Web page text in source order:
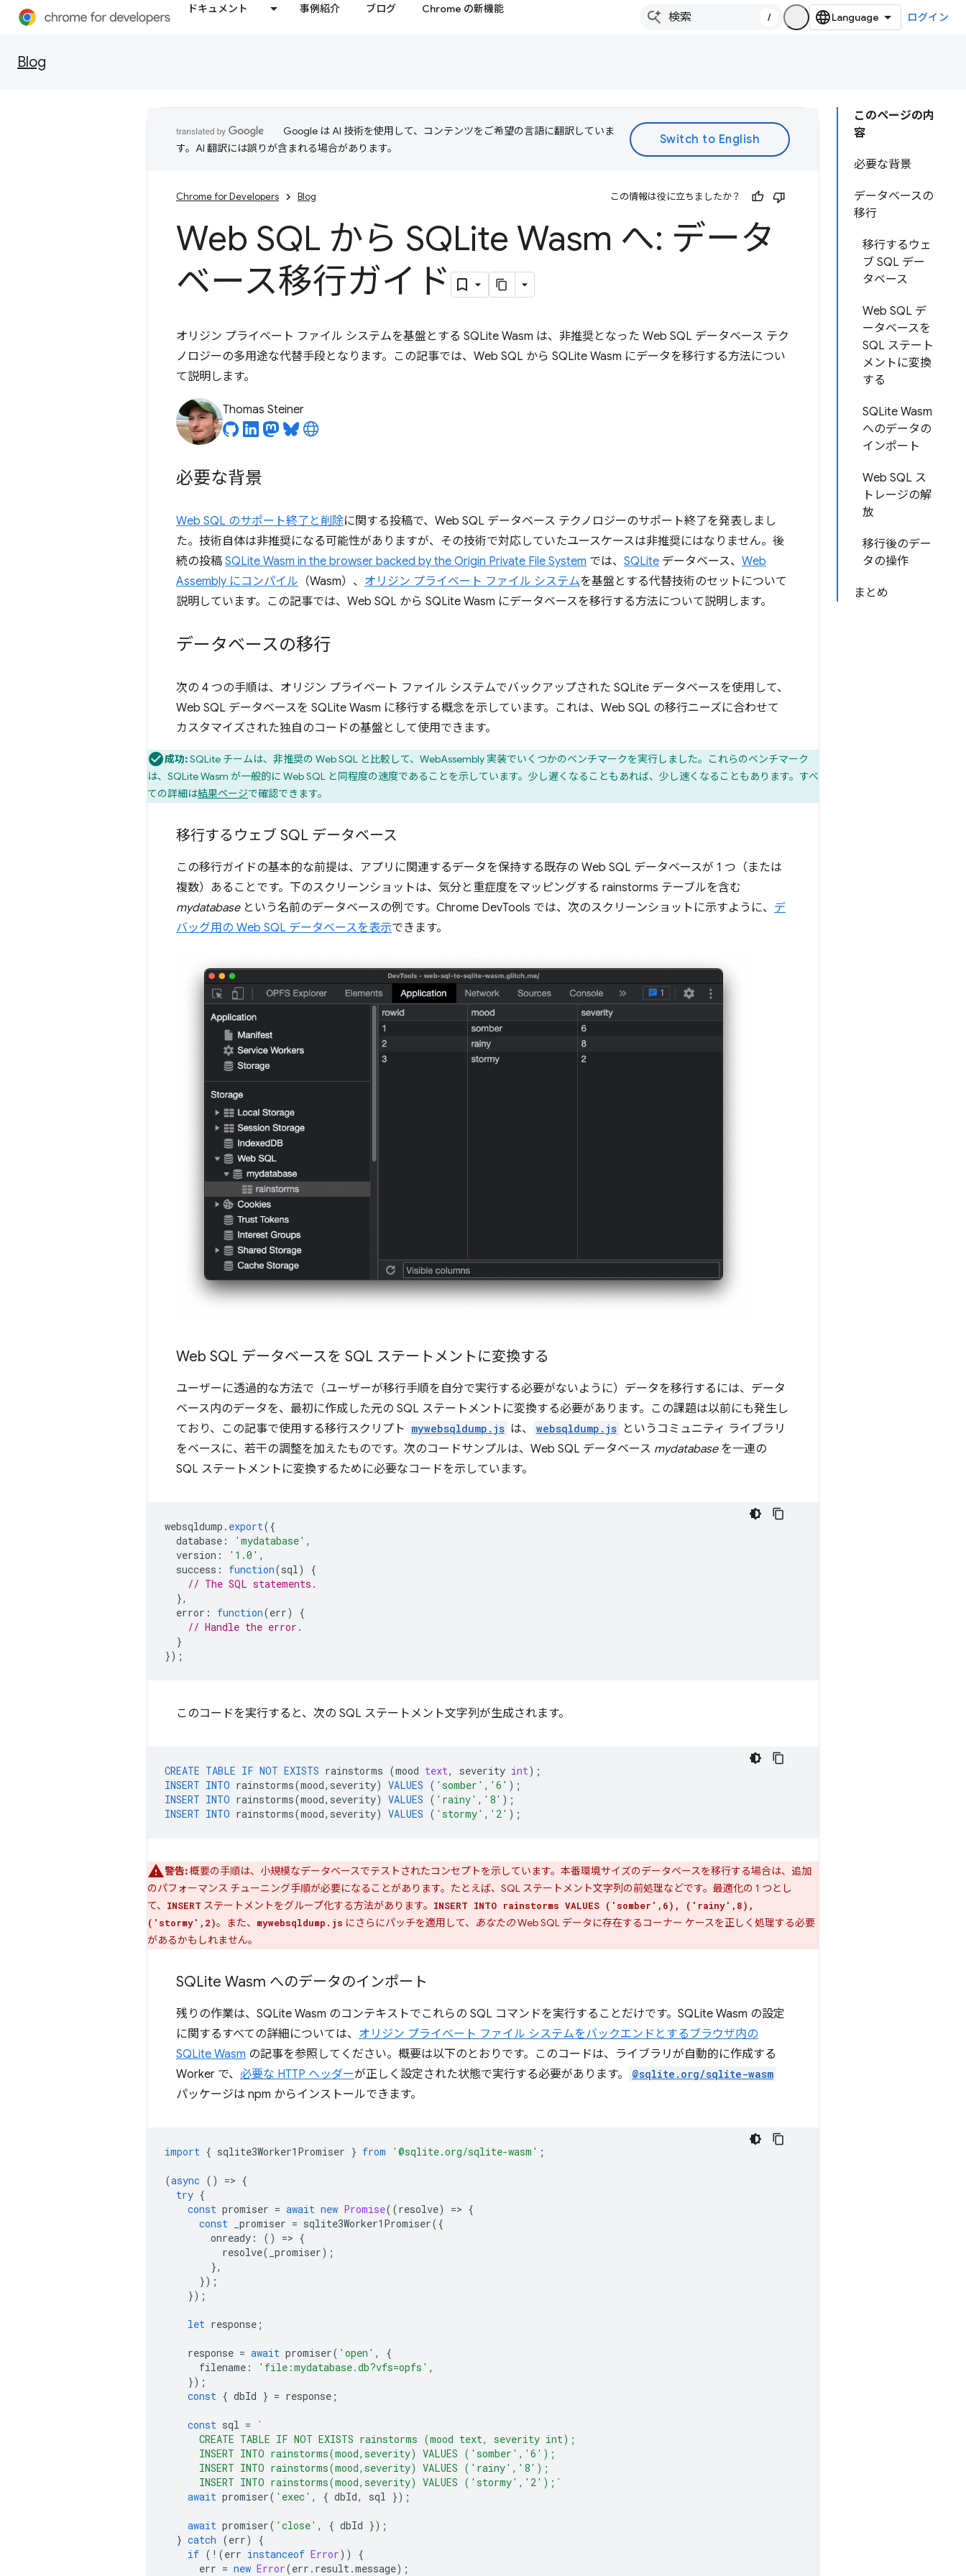
ドキュメント 事例紹介 ブログ Chrome の新機能
/ ログイン
Blog
このページの内
容
必要な背景
データベースの
移行
移行するウェ
ブ SQL デー
タベース
Web SQL デ
ータベースを
SQL ステート
メントに変換
する
SQLite Wasm
へのデータの
インポート
Web SQL ス
トレージの解
放
移行後のデー
タの操作
まとめ
Google は AI 技術を使用して、コンテンツをご希望の言語に翻訳していま
す。AI 翻訳には誤りが含まれる場合があります。
Chrome for Developers Blog この情報は役に立ちましたか？
Web SQL から SQLite Wasm へ: データ
ベース移行ガイド
オリジン プライベート ファイル システムを基盤とする SQLite Wasm は、非推奨となった Web SQL データベース テク
ノロジーの多用途な代替手段となります。この記事では、Web SQL から SQLite Wasm にデータを移行する方法につい
て説明します。
Thomas Steiner
必要な背景
Web SQL のサポート終了と削除に関する投稿で、Web SQL データベース テクノロジーのサポート終了を発表しまし
た。技術自体は非推奨になる可能性がありますが、その技術で対応していたユースケースは非推奨にはなりません。後
続の投稿 SQLite Wasm in the browser backed by the Origin Private File System では、 SQLite データベース、 Web
Assembly にコンパイル （Wasm）、 オリジン プライベート ファイル システムを基盤とする代替技術のセットについて
説明しています。この記事では、Web SQL から SQLite Wasm にデータベースを移行する方法について説明します。
データベースの移行
次の 4 つの手順は、オリジン プライベート ファイル システムでバックアップされた SQLite データベースを使用して、
Web SQL データベースを SQLite Wasm に移行する概念を示しています。これは、 Web SQL の移行ニーズに合わせて
カスタマイズされた独自のコードの基盤として使用できます。
成功:SQLite チームは、非推奨の Web SQL と比較して、WebAssembly 実装でいくつかのベンチマークを実行しました。これらのベンチマーク
は、SQLite Wasm が一般的に Web SQL と同程度の速度であることを示しています。少し遅くなることもあれば、少し速くなることもあります。すべ
ての詳細は結果ページで確認できます。
移行するウェブ SQL データベース
この移行ガイドの基本的な前提は、アプリに関連するデータを保持する既存の Web SQL データベースが 1 つ（または
複数）あることです。下のスクリーンショットは、気分と重症度をマッピングする rainstorms テーブルを含む
mydatabaseという名前のデータベースの例です。Chrome DevTools では、次のスクリーンショットに示すように、 デ
バッグ用の Web SQL データベースを表示できます。
Web SQL データベースを SQL ステートメントに変換する
ユーザーに透過的な方法で（ユーザーが移行手順を自分で実行する必要がないように）データを移行するには、データ
ベース内のデータを、最初に作成した元の SQL ステートメントに変換する必要があります。この課題は以前にも発生し
ており、この記事で使用する移行スクリプト mywebsqldump.js は、 websqldump.js というコミュニティ ライブラリ
をベースに、若干の調整を加えたものです。次のコードサンプルは、Web SQL データベース mydatabaseを一連の
SQL ステートメントに変換するために必要なコードを示しています。
websqldump . export({
database : 'mydatabase' ,
version : '1.0' ,
success : function(sql )
{
// The SQL statements.
},
error : function(err)
{
// Handle the error.
}
});
このコードを実行すると、次の SQL ステートメント文字列が生成されます。
CREATE TABLE IF NOT EXISTS rainstorms (mood text, severity int);
INSERT INTO rainstorms(mood, severity) VALUES ( 'somber' , '6' );
INSERT INTO rainstorms(mood, severity) VALUES ( 'rainy' , '8' );
INSERT INTO rainstorms(mood, severity) VALUES ( 'stormy' , '2' );
警告:概要の手順は、小規模なデータベースでテストされたコンセプトを示しています。本番環境サイズのデータベースを移行する場合は、追加
のパフォーマンス チューニング手順が必要になることがあります。たとえば、SQL ステートメント文字列の前処理などです。最適化の 1 つとし
て、
INSERT ステートメントをグループ化する方法があります。
INSERT INTO rainstorms VALUES ('somber',6), ('rainy',8),
('stormy',2)。また、 mywebsqldump.js にさらにパッチを適用して、 あなたのWeb SQL データに存在するコーナー ケースを正しく処理する必要
があるかもしれません。
SQLite Wasm へのデータのインポート
残りの作業は、SQLite Wasm のコンテキストでこれらの SQL コマンドを実行することだけです。SQLite Wasm の設定
に関するすべての詳細については、 オリジン プライベート ファイル システムをバックエンドとするブラウザ内の
SQLite Wasm の記事を参照してください。概要は以下のとおりです。このコードは、ライブラリが自動的に作成する
Worker で、 必要な HTTP ヘッダーが正しく設定された状態で実行する必要があります。 @sqlite.org/sqlite-wasm
パッケージは npm からインストールできます。
import { sqlite3Worker1Promiser } from '@sqlite.org/sqlite-wasm' ;
(async () => {
try {
const promiser = await new Promise((resolve) => {
const
_promiser = sqlite3Worker1Promiser({
onready : () => {
resolve( _promiser);
},
});
});
let response ;
response = await promiser( 'open' ,
{
filename : 'file:mydatabase.db?vfs=opfs' ,
});
const { dbId } = response ;
const sql =
`
      CREATE TABLE IF NOT EXISTS rainstorms (mood text, severity int);
      INSERT INTO rainstorms(mood,severity) VALUES ('somber','6');
      INSERT INTO rainstorms(mood,severity) VALUES ('rainy','8');
      INSERT INTO rainstorms(mood,severity) VALUES ('stormy','2');`
await promiser( 'exec' , { dbId, sql });
await promiser( 'close' , { dbId });
} catch (err)
{
if ( ! (err instanceof Error))
{
err = new Error(err . result .message);